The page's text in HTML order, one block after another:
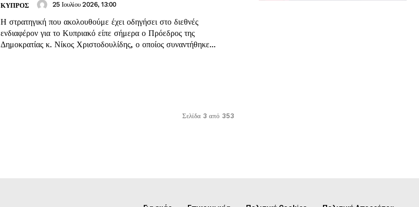
ΚΥΠΡΟΣ 25 Ιουλίου 2026, 13:00
Η στρατηγική που ακολουθούμε έχει οδηγήσει στο διεθνές
ενδιαφέρον για το Κυπριακό είπε σήμερα ο Πρόεδρος της
Δημοκρατίας κ. Νίκος Χριστοδουλίδης, ο οποίος συναντήθηκε...
Σελίδα 3 από 353